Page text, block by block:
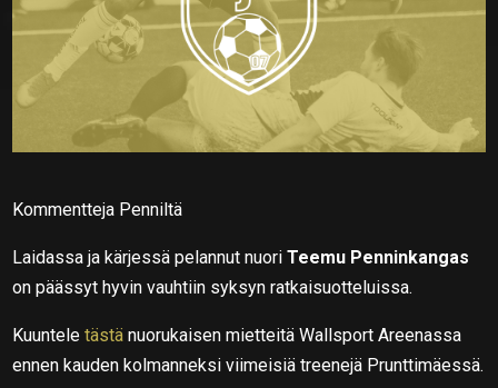
Kommentteja Penniltä
Laidassa ja kärjessä pelannut nuoriTeemu Penninkangas
on päässyt hyvin vauhtiin syksyn ratkaisuotteluissa.
Kuunteletästä nuorukaisen mietteitä Wallsport Areenassa
ennen kauden kolmanneksi viimeisiä treenejä Prunttimäessä.